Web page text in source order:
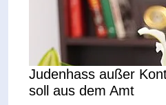
Judenhass außer
soll aus dem Amt